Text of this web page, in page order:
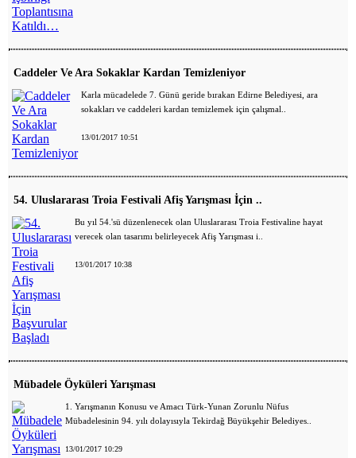
Caddeler Ve Ara Sokaklar Kardan Temizleniyor
Karla mücadelede 7. Günü geride bırakan Edirne Belediyesi, ara
sokakları ve caddeleri kardan temizlemek için çalışmal..
13/01/2017 10:51
54. Uluslararası Troia Festivali Afiş Yarışması İçin ..
Bu yıl 54.'sü düzenlenecek olan Uluslararası Troia Festivaline hayat
verecek olan tasarımı belirleyecek Afiş Yarışması i..
13/01/2017 10:38
Mübadele Öyküleri Yarışması
1. Yarışmanın Konusu ve Amacı Türk-Yunan Zorunlu Nüfus
Mübadelesinin 94. yılı dolayısıyla Tekirdağ Büyükşehir Belediyes..
13/01/2017 10:29